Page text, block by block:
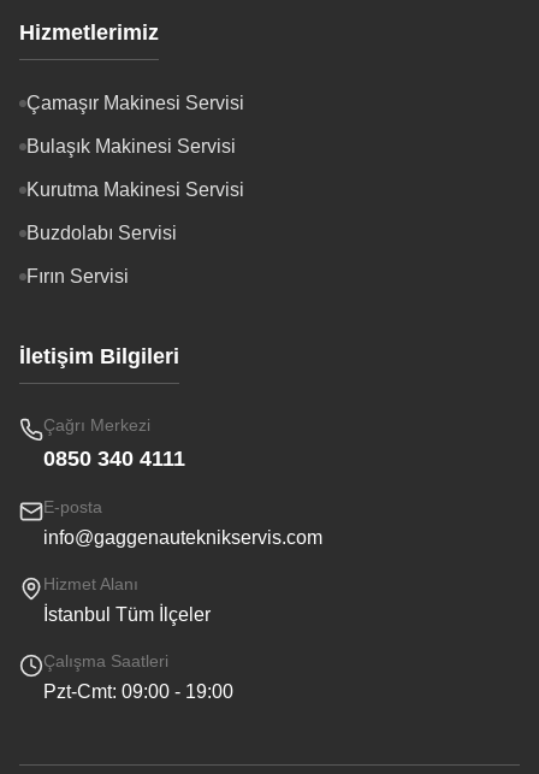
Hizmetlerimiz
Çamaşır Makinesi Servisi
Bulaşık Makinesi Servisi
Kurutma Makinesi Servisi
Buzdolabı Servisi
Fırın Servisi
İletişim Bilgileri
Çağrı Merkezi
0850 340 4111
E-posta
info@gaggenauteknikservis.com
Hizmet Alanı
İstanbul Tüm İlçeler
Çalışma Saatleri
Pzt-Cmt: 09:00 - 19:00